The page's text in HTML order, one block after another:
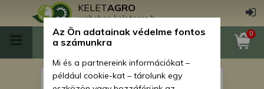
KELETAGRO
webshop.keletagro.hu
0
Az Ön adatainak védelme fontos
a számunkra
Mi és a partnereink információkat –
például cookie-kat – tárolunk egy